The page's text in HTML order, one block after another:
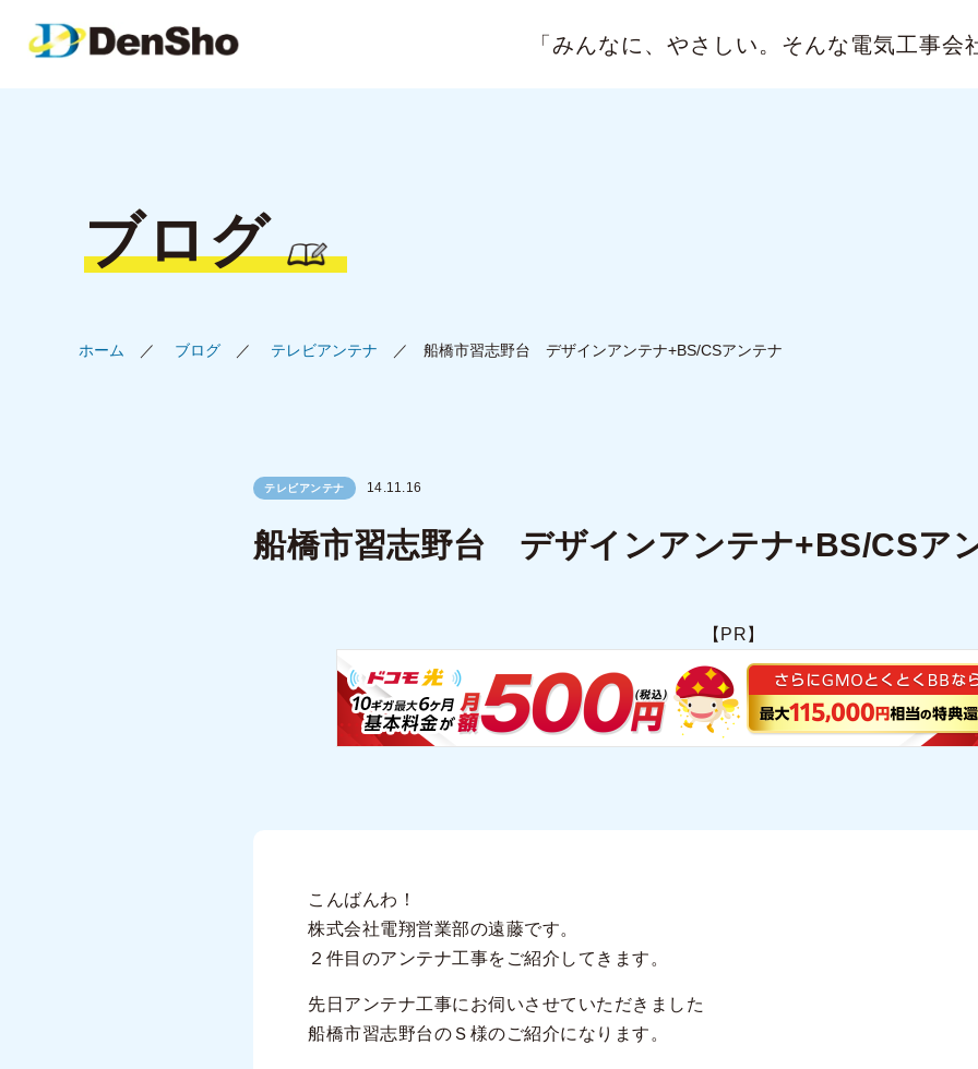
「みんなに、やさしい。 そんな電気工事会
ブログ
ホーム ブログ テレビアンテナ 船橋市習志野台 デザインアンテナ+BS/CSアンテナ
テレビアンテナ 14.11.16
船橋市習志野台 デザインアンテナ+BS/CSア
【PR】
こんばんわ！
株式会社電翔営業部の遠藤です。
２件目のアンテナ工事をご紹介してきます。
先日アンテナ工事にお伺いさせていただきました
船橋市習志野台のＳ様のご紹介になります。